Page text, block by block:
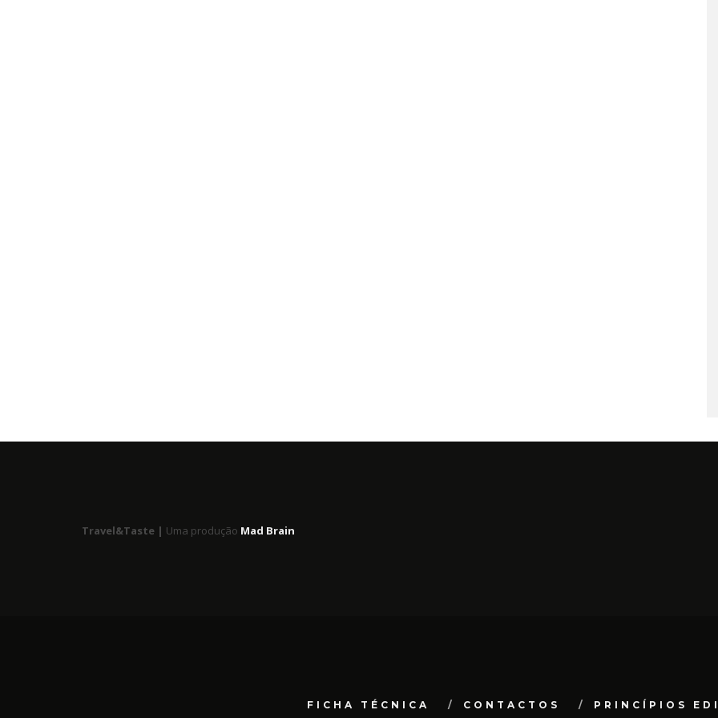
Travel&Taste | Uma produção Mad Brain
FICHA TÉCNICA CONTACTOS PRINCÍPIOS